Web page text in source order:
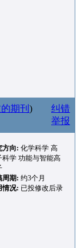
期刊 )
纠错
举报
方向: 化学科学 高
科学 功能与智能高
周期: 约3个月
情况: 已投修改后录